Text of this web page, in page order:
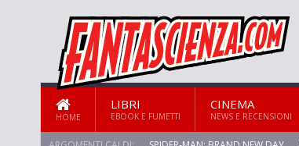
HOME
LIBRI
EBOOK E FUMETTI
CINEMA
NEWS E RECENSIONI